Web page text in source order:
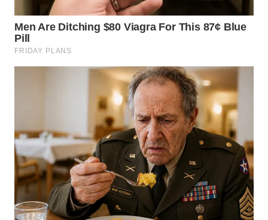
NUSANTARA
JATIM
WN
BALI
WN